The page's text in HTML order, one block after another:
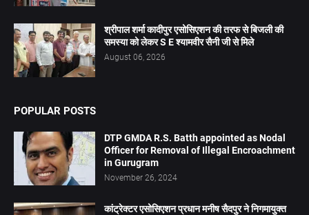
श्रीपाल शर्मा कादीपुर एसोसिएशन की तरफ से बिजली की
समस्या को लेकर S E श्यामवीर सैनी जी से मिले
August 06, 2026
POPULAR POSTS
DTP GMDA R.S. Batth appointed as Nodal
Officer for Removal of Illegal Encroachment
in Gurugram
November 26, 2024
कांट्रेक्टर एसोसिएशन प्रधान मनीष सैदपुर ने निगमायुक्त